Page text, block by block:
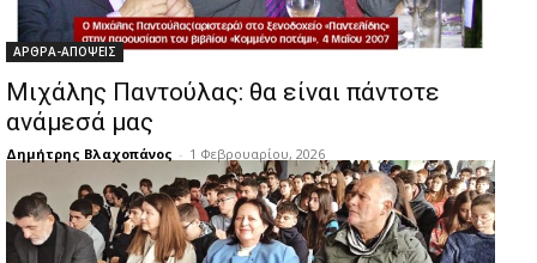
ΑΡΘΡΑ-ΑΠΟΨΕΙΣ
Μιχάλης Παντούλας: θα είναι πάντοτε
ανάμεσά μας
Δημήτρης Βλαχοπάνος - 1 Φεβρουαρίου, 2026